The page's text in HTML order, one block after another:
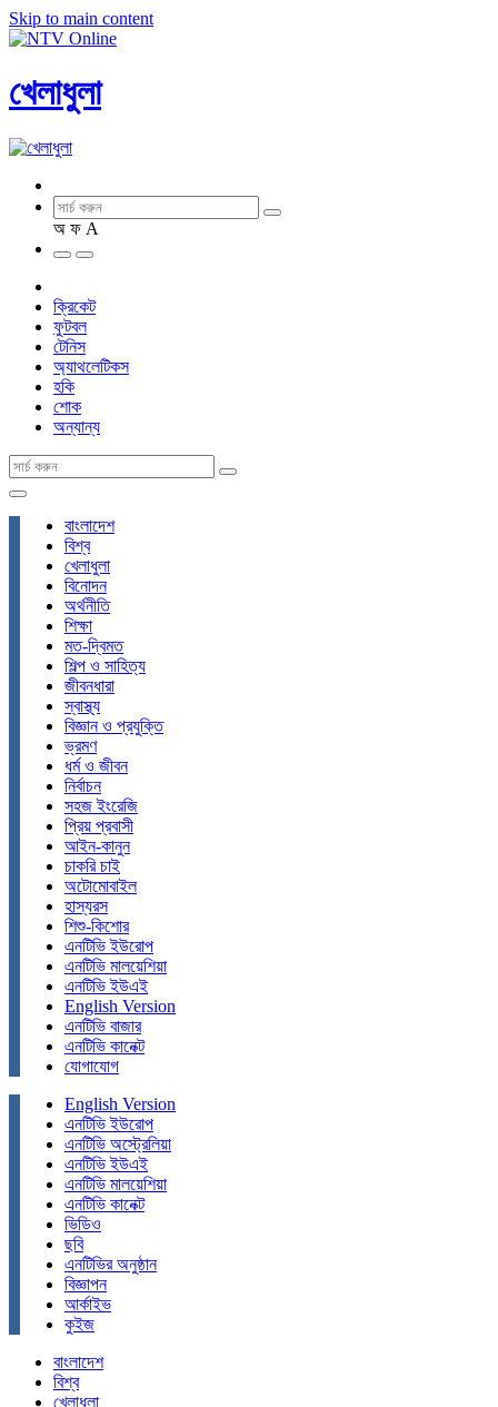
Skip to main content
খেলাধুলা
অ ফ A
ক্রিকেট
ফুটবল
টেনিস
অ্যাথলেটিকস
হকি
শোক
অন্যান্য
বাংলাদেশ
বিশ্ব
খেলাধুলা
বিনোদন
অর্থনীতি
শিক্ষা
মত-দ্বিমত
শিল্প ও সাহিত্য
জীবনধারা
স্বাস্থ্য
বিজ্ঞান ও প্রযুক্তি
ভ্রমণ
ধর্ম ও জীবন
নির্বাচন
সহজ ইংরেজি
প্রিয় প্রবাসী
আইন-কানুন
চাকরি চাই
অটোমোবাইল
হাস্যরস
শিশু-কিশোর
এনটিভি ইউরোপ
এনটিভি মালয়েশিয়া
এনটিভি ইউএই
English Version
এনটিভি বাজার
এনটিভি কানেক্ট
যোগাযোগ
English Version
এনটিভি ইউরোপ
এনটিভি অস্ট্রেলিয়া
এনটিভি ইউএই
এনটিভি মালয়েশিয়া
এনটিভি কানেক্ট
ভিডিও
ছবি
এনটিভির অনুষ্ঠান
বিজ্ঞাপন
আর্কাইভ
কুইজ
বাংলাদেশ
বিশ্ব
খেলাধুলা